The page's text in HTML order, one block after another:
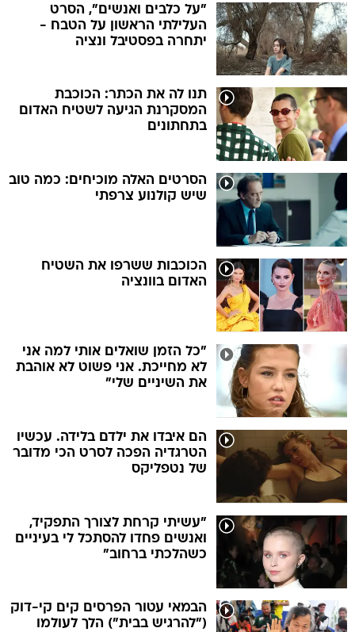
"על כלבים ואנשים", הסרט
העלילתי הראשון על הטבח -
יתחרה בפסטיבל ונציה
תנו לה את הכתר: הכוכבת
המסקרנת הגיעה לשטיח האדום
בתחתונים
הסרטים האלה מוכיחים: כמה טוב
שיש קולנוע צרפתי
הכוכבות ששרפו את השטיח
האדום בוונציה
"כל הזמן שואלים אותי למה אני
לא מחייכת. אני פשוט לא אוהבת
את השיניים שלי"
הם איבדו את ילדם בלידה. עכשיו
הטרגדיה הפכה לסרט הכי מדובר
של נטפליקס
"עשיתי קרחת לצורך התפקיד,
ואנשים פחדו להסתכל לי בעיניים
כשהלכתי ברחוב"
הבמאי עטור הפרסים קים קי-דוק
("להרגיש בבית") הלך לעולמו